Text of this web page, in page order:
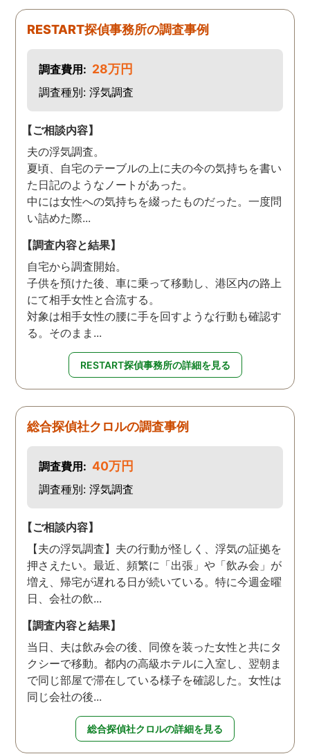
引ができる探偵社さんでし
た。
RESTART探偵事務所の調査事例
調査費用: 28万円
調査種別: 浮気調査
【ご相談内容】
夫の浮気調査。
夏頃、自宅のテーブルの上に夫の今の気持ちを書い
た日記のようなノートがあった。
中には女性への気持ちを綴ったものだった。一度問
い詰めた際...
【調査内容と結果】
自宅から調査開始。
子供を預けた後、車に乗って移動し、港区内の路上
にて相手女性と合流する。
対象は相手女性の腰に手を回すような行動も確認す
る。そのまま...
RESTART探偵事務所の詳細を見る
総合探偵社クロルの調査事例
調査費用: 40万円
調査種別: 浮気調査
【ご相談内容】
【夫の浮気調査】夫の行動が怪しく、浮気の証拠を
押さえたい。最近、頻繁に「出張」や「飲み会」が
増え、帰宅が遅れる日が続いている。特に今週金曜
日、会社の飲...
【調査内容と結果】
当日、夫は飲み会の後、同僚を装った女性と共にタ
クシーで移動。都内の高級ホテルに入室し、翌朝ま
で同じ部屋で滞在している様子を確認した。女性は
同じ会社の後...
総合探偵社クロルの詳細を見る